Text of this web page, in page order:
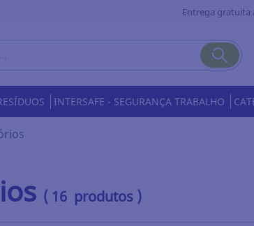
Entrega gratuita
INTERSAFE - SEGURANÇA TRABALHO
( 16 produtos )